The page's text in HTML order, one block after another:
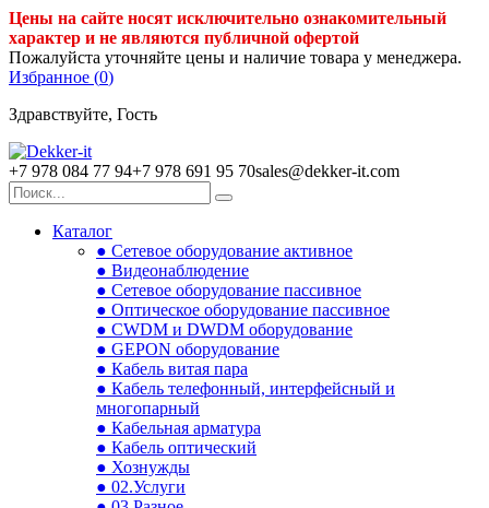
Цены на сайте носят исключительно ознакомительный
характер и не являются публичной офертой
Пожалуйста уточняйте цены и наличие товара у менеджера.
Избранное (0)
Здравствуйте, Гость
+7 978 084 77 94+7 978 691 95 70sales@dekker-it.com
Каталог
● Сетевое оборудование активное
● Видеонаблюдение
● Сетевое оборудование пассивное
● Оптическое оборудование пассивное
● CWDM и DWDM оборудование
● GEPON оборудование
● Кабель витая пара
● Кабель телефонный, интерфейсный и
многопарный
● Кабельная арматура
● Кабель оптический
● Хознужды
● 02.Услуги